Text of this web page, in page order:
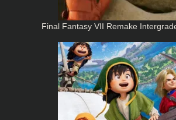
Final Fantasy VII Remake